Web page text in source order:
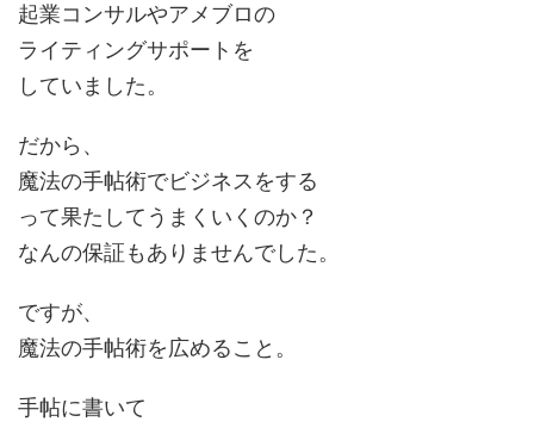
起業コンサルやアメブロの
ライティングサポートを
していました。
だから、
魔法の手帖術でビジネスをする
って果たしてうまくいくのか？
なんの保証もありませんでした。
ですが、
魔法の手帖術を広めること。
手帖に書いて